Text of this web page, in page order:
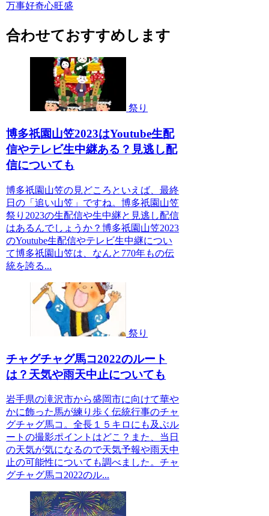
万事好奇心旺盛
合わせておすすめします
祭り
博多祇園山笠2023はYoutube生配
信やテレビ生中継ある？見逃し配
信についても
博多祇園山笠の見どころといえば、最終
日の「追い山笠」ですね。博多祇園山笠
祭り2023の生配信や生中継と見逃し配信
はあるんでしょうか？博多祇園山笠2023
のYoutube生配信やテレビ生中継につい
て博多祇園山笠は、なんと770年もの伝
統を誇る...
祭り
チャグチャグ馬コ2022のルート
は？天気や雨天中止についても
岩手県の滝沢市から盛岡市に向けて華や
かに飾った馬が練り歩く伝統行事のチャ
グチャグ馬コ。全長１５キロにも及ぶル
ートの撮影ポイントはどこ？また、当日
の天気が気になるので天気予報や雨天中
止の可能性についても調べました。チャ
グチャグ馬コ2022のル...